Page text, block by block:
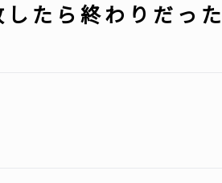
たら終わりだった